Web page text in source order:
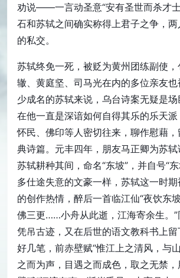
劝说——一言动圣意“安有圣世而杀才
石和苏轼之间确实称得上君子之争，
的私交。
苏轼终免一死，被贬为黄州团练副使
辙、黄庭坚、司马光在内的多位亲友
少成名的苏轼来说，乌台诗案无疑是
在他一直是深谙如何自得其乐的乐天
怀民、佛印等人密切往来，聊作慰藉
典诗篇。元丰四年，朋友马正卿为苏轼
苏轼耕种其间，命名“东坡”，并自号“
多仕途失意的文豪一样，苏轼这一时
的创作热情，醉后一首临江仙“夜饮东
佛三更……小舟从此逝，江海寄余生。”
凭吊古迹，又在后世的语文教科书上
好几笔，前赤壁赋“惟江上之清风，与
之而为声，目遇之而成色，取之无禁